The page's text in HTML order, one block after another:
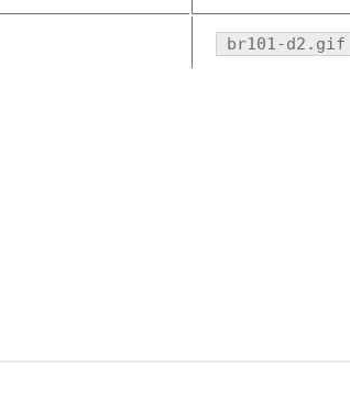
br101-d2.gif